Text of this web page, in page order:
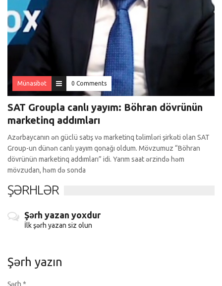
Münasibət 0 Comments
SAT Groupla canlı yayım: Böhran dövrünün
marketinq addımları
Azərbaycanın ən güclü satış və marketinq təlimləri şirkəti olan SAT
Group-un dünən canlı yayım qonağı oldum. Mövzumuz “Böhran
dövrünün marketinq addımları” idi. Yarım saat ərzində həm
mövzudan, həm də sonda
ŞƏRHLƏR
Şərh yazan yoxdur
İlk şərh yazan siz olun
Şərh yazın
Şərh *